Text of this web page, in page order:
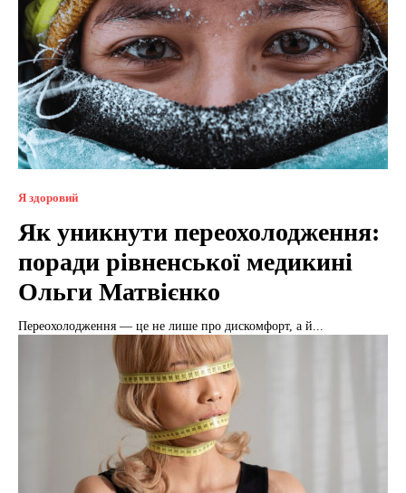
Я здоровий
Як уникнути переохолодження:
поради рівненської медикині
Ольги Матвієнко
Переохолодження — це не лише про дискомфорт, а й...